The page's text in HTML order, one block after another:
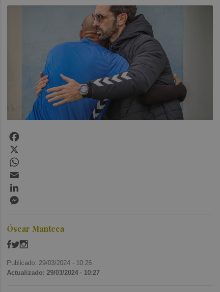
Óscar Manteca
Publicado: 29/03/2024 · 10:26
Actualizado: 29/03/2024 · 10:27